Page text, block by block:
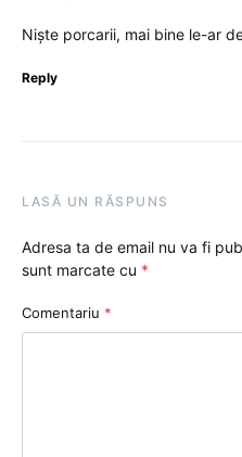
Niște porcarii, mai bine le-ar
Reply
LASĂ UN RĂSPUNS
Adresa ta de email nu va fi
sunt marcate cu *
Comentariu *